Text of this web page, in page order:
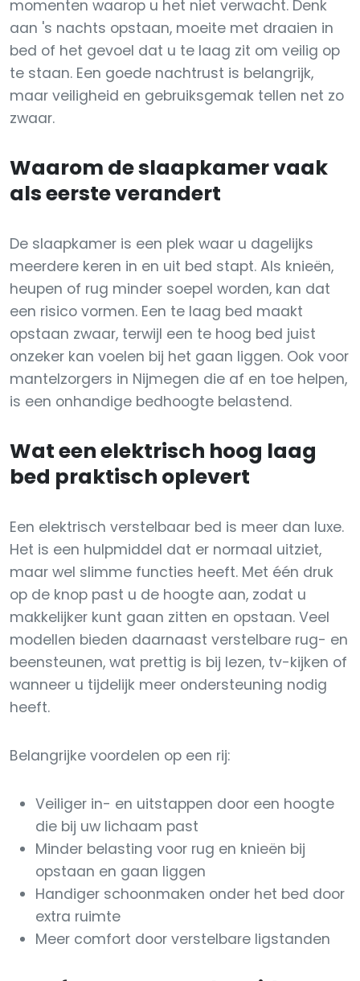
momenten waarop u het niet verwacht. Denk
aan 's nachts opstaan, moeite met draaien in
bed of het gevoel dat u te laag zit om veilig op
te staan. Een goede nachtrust is belangrijk,
maar veiligheid en gebruiksgemak tellen net zo
zwaar.
Waarom de slaapkamer vaak
als eerste verandert
De slaapkamer is een plek waar u dagelijks
meerdere keren in en uit bed stapt. Als knieën,
heupen of rug minder soepel worden, kan dat
een risico vormen. Een te laag bed maakt
opstaan zwaar, terwijl een te hoog bed juist
onzeker kan voelen bij het gaan liggen. Ook voor
mantelzorgers in Nijmegen die af en toe helpen,
is een onhandige bedhoogte belastend.
Wat een elektrisch hoog laag
bed praktisch oplevert
Een elektrisch verstelbaar bed is meer dan luxe.
Het is een hulpmiddel dat er normaal uitziet,
maar wel slimme functies heeft. Met één druk
op de knop past u de hoogte aan, zodat u
makkelijker kunt gaan zitten en opstaan. Veel
modellen bieden daarnaast verstelbare rug- en
beensteunen, wat prettig is bij lezen, tv-kijken of
wanneer u tijdelijk meer ondersteuning nodig
heeft.
Belangrijke voordelen op een rij:
Veiliger in- en uitstappen door een hoogte
die bij uw lichaam past
Minder belasting voor rug en knieën bij
opstaan en gaan liggen
Handiger schoonmaken onder het bed door
extra ruimte
Meer comfort door verstelbare ligstanden